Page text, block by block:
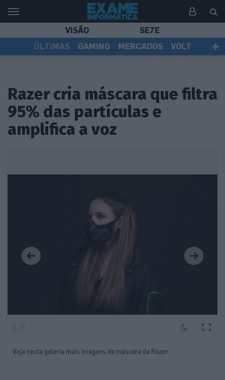
VISÃO
SE7E
ÚLTIMAS
GAMING MERCADOS
VOLT
Razer cria máscara que filtra
95% das partículas e
amplifica a voz
1 / 8
Veja nesta galeria mais imagens da máscara da Razer